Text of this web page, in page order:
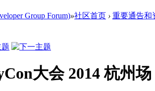
Group Forum)»社区首页 › 重要通告和
大会 2014 杭州场